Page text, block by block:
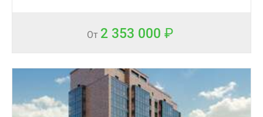
От 2 353 000